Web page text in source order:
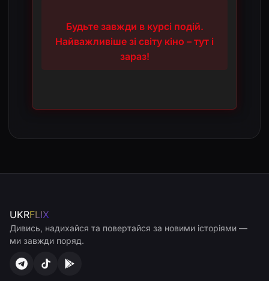
Будьте завжди в курсі подій.
Найважливіше зі світу кіно – тут і
зараз!
UKRFLIX
Дивись, надихайся та повертайся за новими історіями —
ми завжди поряд.